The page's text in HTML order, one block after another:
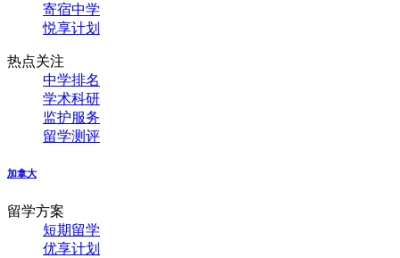
寄宿中学
悦享计划
热点关注
中学排名
学术科研
监护服务
留学测评
加拿大
留学方案
短期留学
优享计划